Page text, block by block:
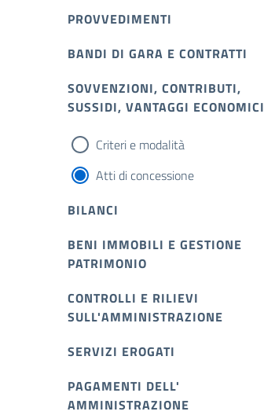
PROVVEDIMENTI
BANDI DI GARA E CONTRATTI
SOVVENZIONI, CONTRIBUTI,
SUSSIDI, VANTAGGI ECONOMICI
Criteri e modalità
Atti di concessione
BILANCI
BENI IMMOBILI E GESTIONE
PATRIMONIO
CONTROLLI E RILIEVI
SULL'AMMINISTRAZIONE
SERVIZI EROGATI
PAGAMENTI DELL'
AMMINISTRAZIONE